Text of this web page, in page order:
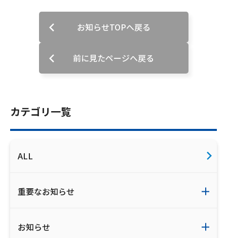
対応エリア よくあるご質問
カテゴリ一覧
ALL
重要なお知らせ
お知らせ
お知らせTOPへ戻る
前に見たページへ戻る